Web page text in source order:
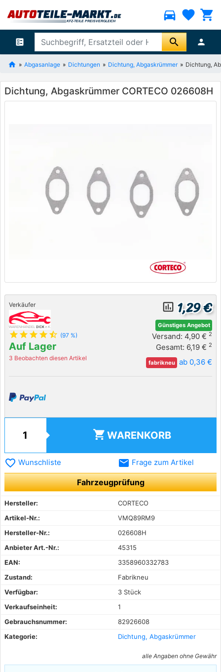
directions_car favorite shopping_cart
ballot search person
Abgasanlage Dichtungen Dichtung, Abgaskrümmer Dichtung,
Dichtung, Abgaskrümmer CORTECO 026608H
Verkäufer
star star star star star_half (97 %)
Auf Lager
3 Beobachten diesen Artikel
insert_chart_outlined 1,29 €
Günstiges Angebot
Versand: 4,90 € 2
Gesamt: 6,19 € 2
fabrikneu ab 0,36 €
shopping_cart WARENKORB
favorite_border Wunschliste email Frage zum Artikel
Fahrzeugprüfung
Hersteller:
CORTECO
Artikel-Nr.:
VMQ89RM9
Hersteller-Nr.:
026608H
Anbieter Art.-Nr.:
45315
EAN:
3358960332783
Zustand:
Fabrikneu
Verfügbar:
3 Stück
Verkaufseinheit:
1
Gebrauchsnummer:
82926608
Kategorie:
Dichtung, Abgaskrümmer
alle Angaben ohne Gewähr